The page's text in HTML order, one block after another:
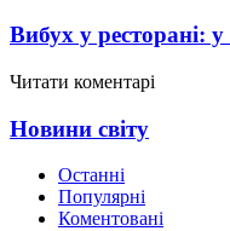
Вибух у ресторані:
Читати коментарі
Новини світу
Останні
Популярні
Коментовані